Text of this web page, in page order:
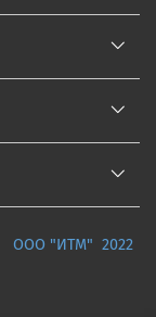
ООО "ИТМ" 2022